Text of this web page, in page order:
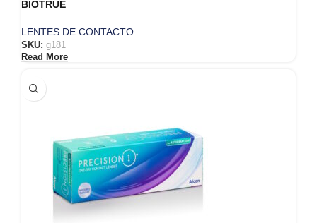
BIOTRUE
LENTES DE CONTACTO
SKU: g181
Read More